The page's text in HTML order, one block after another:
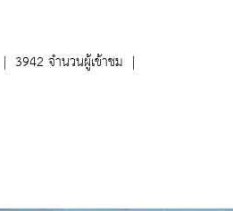
| 3942 จำนวนผู้เข้าชม |